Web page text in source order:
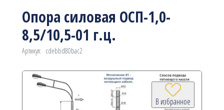
Опора силовая ОСП-1,0-
8,5/10,5-01 г.ц.
Артикул: cdebbd80bac2
В избранное